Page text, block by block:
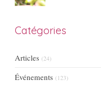
Catégories
Articles (24)
Événements (123)